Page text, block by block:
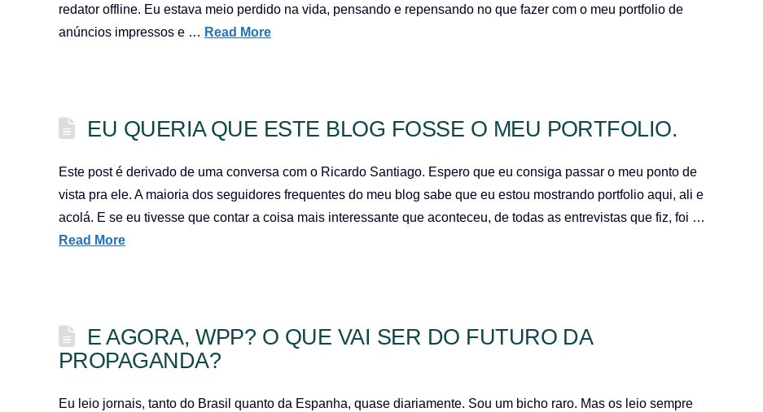
redator offline. Eu estava meio perdido na vida, pensando e repensando no que fazer com o meu portfolio de
anúncios impressos e … Read More
EU QUERIA QUE ESTE BLOG FOSSE O MEU PORTFOLIO.
Este post é derivado de uma conversa com o Ricardo Santiago. Espero que eu consiga passar o meu ponto de
vista pra ele. A maioria dos seguidores frequentes do meu blog sabe que eu estou mostrando portfolio aqui, ali e
acolá. E se eu tivesse que contar a coisa mais interessante que aconteceu, de todas as entrevistas que fiz, foi …
Read More
E AGORA, WPP? O QUE VAI SER DO FUTURO DA
PROPAGANDA?
Eu leio jornais, tanto do Brasil quanto da Espanha, quase diariamente. Sou um bicho raro. Mas os leio sempre